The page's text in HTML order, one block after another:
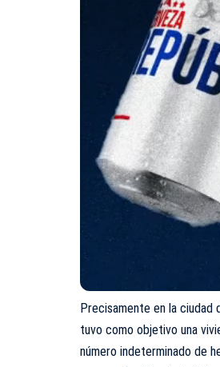
Precisamente en la ciudad
tuvo como objetivo una
número indeterminado de